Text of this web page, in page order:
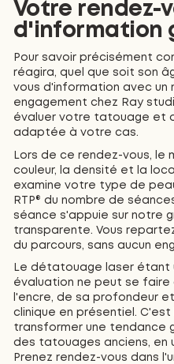
Votre rendez-
d'information
Pour savoir précisément
réagira, quel que soit son
vous d'information avec un
engagement chez Ray
évaluer votre tatouage et
adaptée à votre cas.
Lors de ce rendez-vous, le
couleur, la densité et la
examine votre type de
RTP® du nombre de
séance s'appuie sur notre
transparente. Vous
du parcours, sans aucun
Le détatouage laser étant
évaluation ne peut se faire
l'encre, de sa profondeur
clinique en présentiel. C'est
transformer une tendance
des tatouages anciens, en
Prenez rendez-vous dans